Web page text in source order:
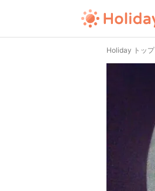
Holiday トップ